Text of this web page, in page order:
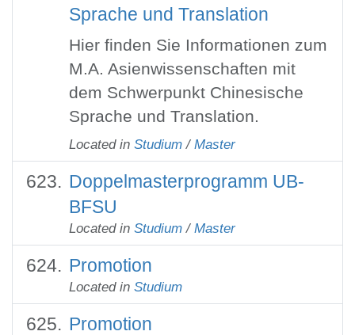
Sprache und Translation
Hier finden Sie Informationen zum
M.A. Asienwissenschaften mit
dem Schwerpunkt Chinesische
Sprache und Translation.
Located in Studium / Master
Doppelmasterprogramm UB-
BFSU
Located in Studium / Master
Promotion
Located in Studium
Promotion